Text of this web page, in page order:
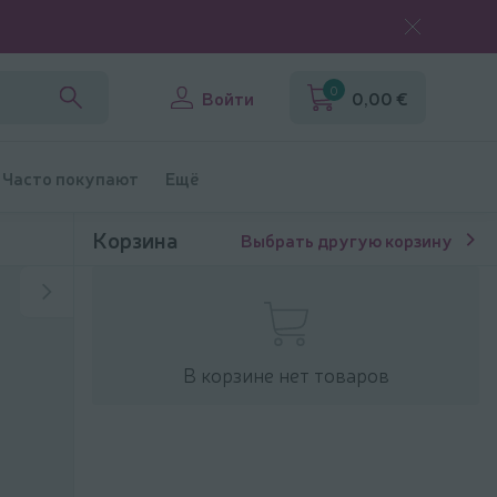
Войти 0 0,00 €
Часто покупают Ещё
Корзина Выбрать другую корзину
В корзине нет товаров